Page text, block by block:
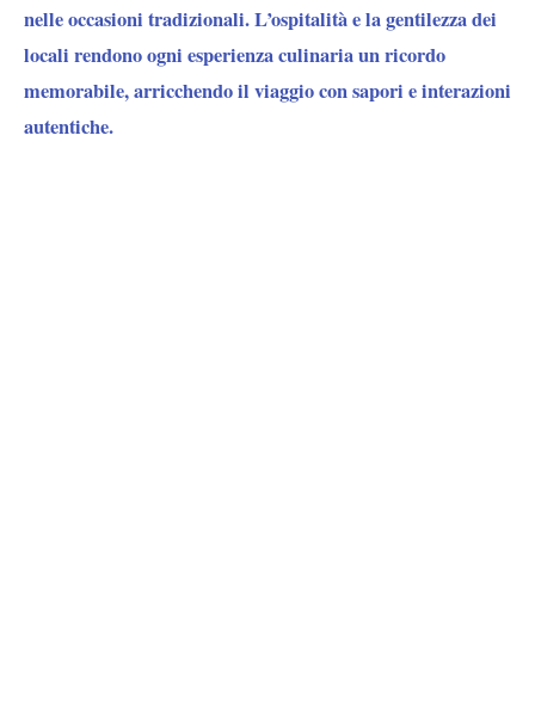
nelle occasioni tradizionali. L’ospitalità e la gentilezza dei
locali rendono ogni esperienza culinaria un ricordo
memorabile, arricchendo il viaggio con sapori e interazioni
autentiche.